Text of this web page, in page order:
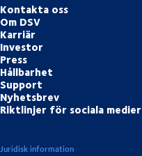
Kontakta oss
Om DSV
Karriär
Investor
Press
Hållbarhet
Support
Nyhetsbrev
Riktlinjer för sociala medier
Juridisk information